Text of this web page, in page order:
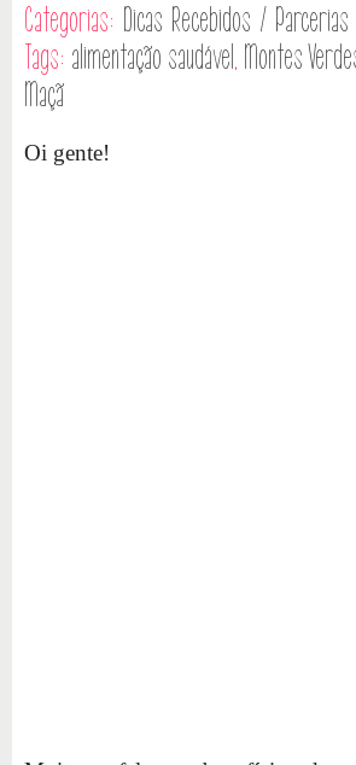
Categorias: Dicas Recebidos / Parcerias
Tags: alimentação saudável, Montes
Maçã
Oi gente!